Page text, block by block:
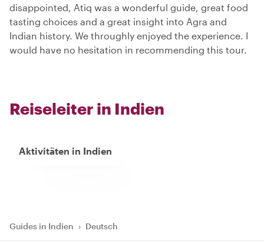
disappointed, Atiq was a wonderful guide, great food
tasting choices and a great insight into Agra and
Indian history. We throughly enjoyed the experience. I
would have no hesitation in recommending this tour.
Reiseleiter in Indien
Aktivitäten in Indien
Guides in Indien › Deutsch